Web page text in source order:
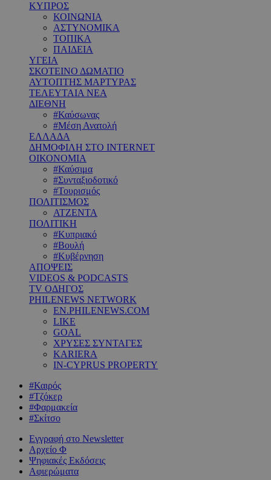
ΚΥΠΡΟΣ
ΚΟΙΝΩΝΙΑ
ΑΣΤΥΝΟΜΙΚΑ
ΤΟΠΙΚΑ
ΠΑΙΔΕΙΑ
ΥΓΕΙΑ
ΣΚΟΤΕΙΝΟ ΔΩΜΑΤΙΟ
ΑΥΤΟΠΤΗΣ ΜΑΡΤΥΡΑΣ
ΤΕΛΕΥΤΑΙΑ ΝΕΑ
ΔΙΕΘΝΗ
#Καύσωνας
#Μέση Ανατολή
ΕΛΛΑΔΑ
ΔΗΜΟΦΙΛΗ ΣΤΟ INTERNET
ΟΙΚΟΝΟΜΙΑ
#Καύσιμα
#Συνταξιοδοτικό
#Τουρισμός
ΠΟΛΙΤΙΣΜΟΣ
ΑΤΖΕΝΤΑ
ΠΟΛΙΤΙΚΗ
#Κυπριακό
#Βουλή
#Κυβέρνηση
ΑΠΟΨΕΙΣ
VIDEOS & PODCASTS
TV ΟΔΗΓΟΣ
PHILENEWS NETWORK
EN.PHILENEWS.COM
LIKE
GOAL
ΧΡΥΣΕΣ ΣΥΝΤΑΓΕΣ
KARIERA
IN-CYPRUS PROPERTY
#Καιρός
#Τζόκερ
#Φαρμακεία
#Σκίτσο
Εγγραφή στο Newsletter
Αρχείο Φ
Ψηφιακές Εκδόσεις
Αφιερώματα